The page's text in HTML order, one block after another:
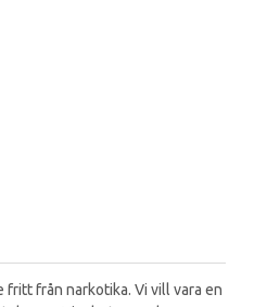
fritt från narkotika. Vi vill vara en